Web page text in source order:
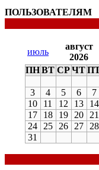
ПОЛЬЗОВАТЕЛЯМ
июль
август
2026
ПНВТ СР ЧТ
3
4 5 6 7
10
11 12 13 14
17
18 19 20 21
24
25 26 27 28
31